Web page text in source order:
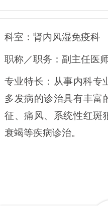
科室：肾内风湿免疫科
职称／职务：副主任医
专业特长：从事内科专
多发病的诊治具有丰富
征、痛风、系统性红斑
衰竭等疾病诊治。